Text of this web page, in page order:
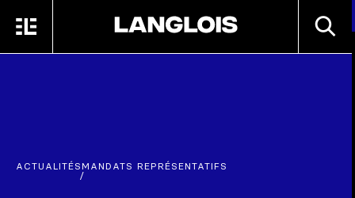
MENU
ACTUALITÉS
/
MANDATS REPRÉSENTATIFS